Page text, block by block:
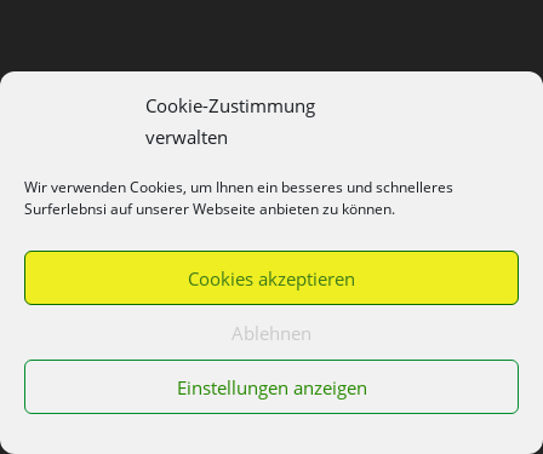
Cookie-Zustimmung
verwalten
Wir verwenden Cookies, um Ihnen ein besseres und schnelleres
Surferlebnsi auf unserer Webseite anbieten zu können.
Cookies akzeptieren
Ablehnen
Einstellungen anzeigen